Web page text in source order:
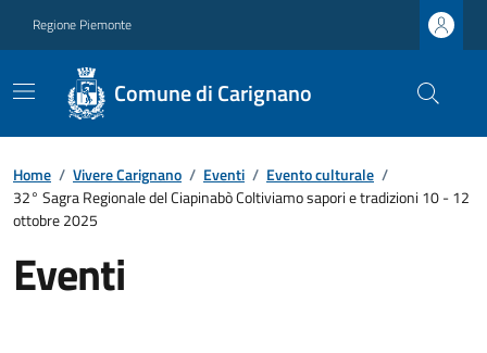
Regione Piemonte
Comune di Carignano
Home / Vivere Carignano / Eventi / Evento culturale /
32° Sagra Regionale del Ciapinabò Coltiviamo sapori e tradizioni 10 - 12
ottobre 2025
Eventi